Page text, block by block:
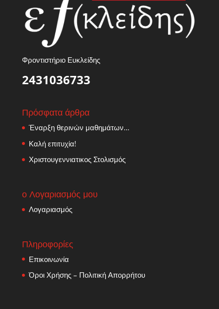
Φροντιστήριο Ευκλείδης
2431036733
Πρόσφατα άρθρα
Έναρξη θερινών μαθημάτων…
Καλή επιτυχία!
Χριστουγεννιατικος Στολισμός
ο Λογαριασμός μου
Λογαριασμός
Πληροφορίες
Επικοινωνία
Όροι Χρήσης – Πολιτική Απορρήτου